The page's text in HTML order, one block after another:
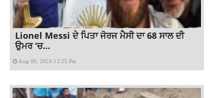
Lionel Messi ਦੇ ਪਿਤਾ ਜੋਰਜ ਮੈਸੀ ਦਾ 68 ਸਾਲ ਦੀ
ਉਮਰ ‘ਚ...
Aug 09, 2026 12:25 Pm